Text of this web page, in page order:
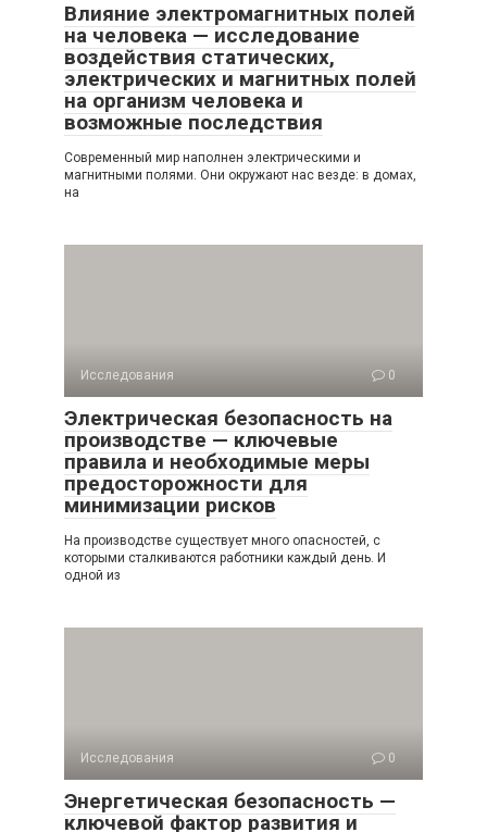
Влияние электромагнитных полей
на человека — исследование
воздействия статических,
электрических и магнитных полей
на организм человека и
возможные последствия
Современный мир наполнен электрическими и
магнитными полями. Они окружают нас везде: в домах,
на
Исследования 0
Электрическая безопасность на
производстве — ключевые
правила и необходимые меры
предосторожности для
минимизации рисков
На производстве существует много опасностей, с
которыми сталкиваются работники каждый день. И
одной из
Исследования 0
Энергетическая безопасность —
ключевой фактор развития и